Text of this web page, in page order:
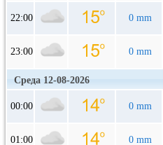
22:00 0 mm
23:00 0 mm
Среда 12-08-2026
00:00 0 mm
01:00 0 mm